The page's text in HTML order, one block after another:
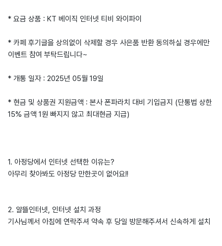
* 요금 상품 : KT 베이직 인터넷 티비 와이파이
* 카페 후기글을 상의없이 삭제할 경우 사은품 반환 동의하실 경우에만
이벤트 참여 부탁드립니다~
* 개통 일자 : 2025년 05월 19일
* 현금 및 상품권 지원금액 : 본사 폰파라치 대비 기입금지 (단통법 상한
15% 금액 1원 빠지지 않고 최대현금 지급)
1. 아정당에서 인터넷 선택한 이유는?
아무리 찾아봐도 아정당 만한곳이 없어요!!
2. 알뜰인터넷, 인터넷 설치 과정
기사님께서 아침에 연락주셔 약속 후 당일 방문해주셔서 신속하게 설치